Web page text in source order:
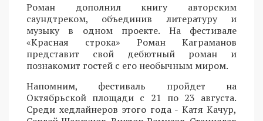
Роман дополнил книгу авторским
саундтреком, объединив литературу и
музыку в одном проекте. На фестивале
«Красная строка» Роман Каграманов
представит свой дебютный роман и
познакомит гостей с его необычным миром.
Напомним, фестиваль пройдет на
Октябрьской площади с 21 по 23 августа.
Среди хедлайнеров этого года - Катя Качур,